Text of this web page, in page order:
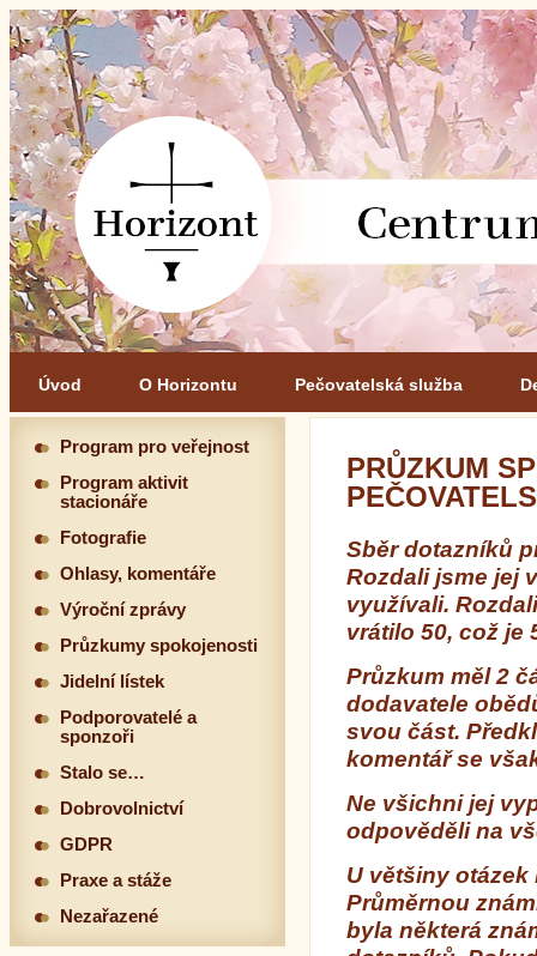
Úvod O Horizontu Pečovatelská služba
PRŮZKUM
Sběr dotazníků
Rozdali jsme jej
využívali.
vrátilo 50, což je
Průzkum měl 2
dodavatele
svou část.
komentář se
Ne všichni jej
odpověděli na
U většiny otázek
Průměrnou
byla některá
Program pro veřejnost
Program aktivit
stacionáře
Fotografie
Ohlasy, komentáře
Výroční zprávy
Průzkumy spokojenosti
Jidelní lístek
Podporovatelé a
sponzoři
Stalo se…
Dobrovolnictví
GDPR
Praxe a stáže
Nezařazené